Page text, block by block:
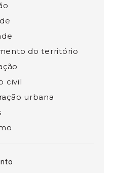
do território
civil
urbana